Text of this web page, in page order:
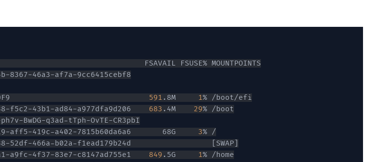
E636-00F9 591 .8M 1
43b1-ad84-a977dfa9d206 683 .4M 29
aff5-419c-a402-7815b60da6a6       68G
3
52df-466a-b02a-f1ead179b24d
SWAP
a9fc-4f37-83e7-c8147ad755e1
849 .5G 1